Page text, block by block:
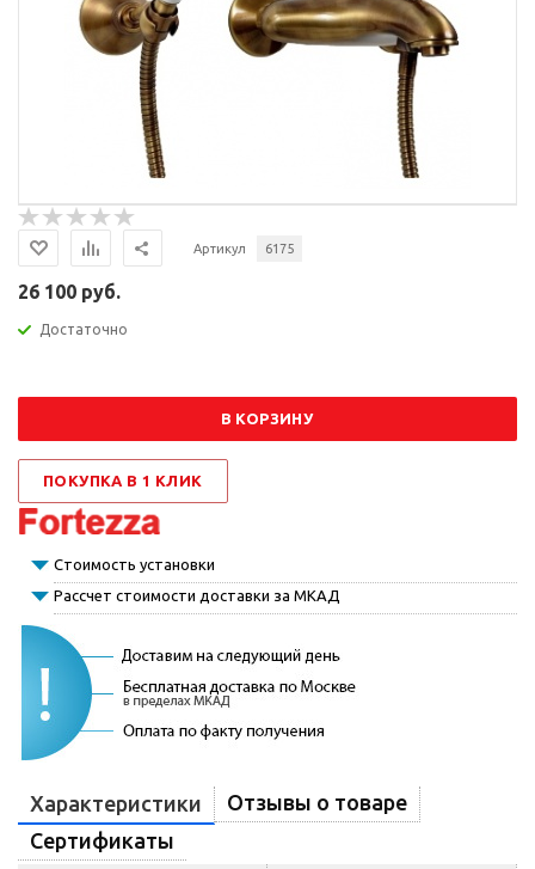
Артикул 6175
26 100 руб.
Достаточно
В КОРЗИНУ
ПОКУПКА В 1 КЛИК
Стоимость установки
Рассчет стоимости доставки за МКАД
Характеристики
Отзывы о товаре
Сертификаты